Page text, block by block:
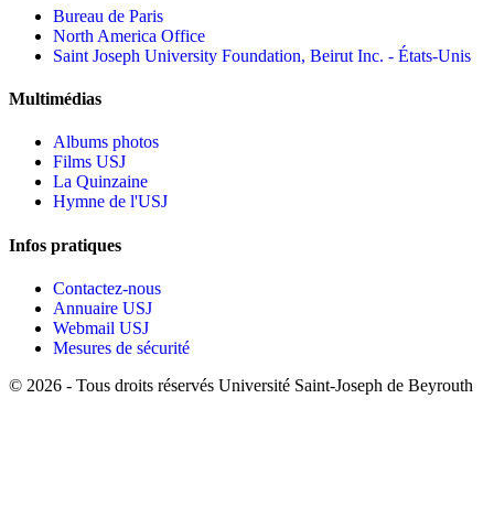
Bureau de Paris
North America Office
Saint Joseph University Foundation, Beirut Inc. - États-Unis
Multimédias
Albums photos
Films USJ
La Quinzaine
Hymne de l'USJ
Infos pratiques
Contactez-nous
Annuaire USJ
Webmail USJ
Mesures de sécurité
© 2026 - Tous droits réservés Université Saint-Joseph de Beyrouth